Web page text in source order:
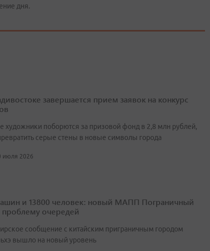
дня.
завершается прием заявок на конкурс
художники поборются за призовой фонд в 2,8 млн рублей,
серые стены в новые символы города
июля 2026
и 13800 человек: новый МАПП Пограничный
очередей
сообщение с китайским приграничным городом
вышло на новый уровень